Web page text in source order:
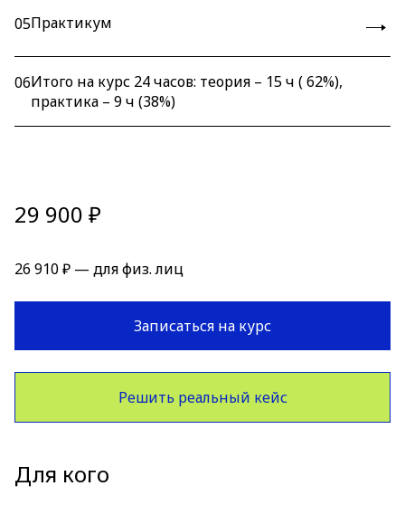
05Практикум
06Итого на курс 24 часов: теория – 15 ч ( 62%),
практика – 9 ч (38%)
29 900 ₽
26 910 ₽ — для физ. лиц
Записаться на курс
Решить реальный кейс
Для кого